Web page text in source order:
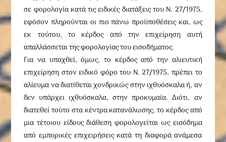
σε φορολογία κατά τις ειδικές διατάξεις του Ν. 27/1975,
εφόσον πληρούνται οι πιο πάνω προϋποθέσεις και, ως
εκ τούτου, το κέρδος από την επιχείρηση αυτή
απαλλάσσεται της φορολογίας του εισοδήματος.
Για να υπαχθεί, όμως, το κέρδος από την αλιευτική
επιχείρηση στον ειδικό φόρο του Ν. 27/1975, πρέπει το
αλίευμα να διατίθεται χονδρικώς στην ιχθυόσκαλα ή, αν
δεν υπάρχει ιχθυόσκαλα, στην προκυμαία. Διότι, αν
διατεθεί τούτο στα κέντρα κατανάλωσης, το κέρδος από
μια τέτοιου είδους διάθεση φορολογείται ως εισόδημα
από εμπορικές επιχειρήσεις κατά τη διαφορά ανάμεσα